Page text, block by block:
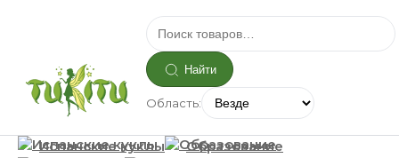
Найти
Область:
Испанские куклы
Образование